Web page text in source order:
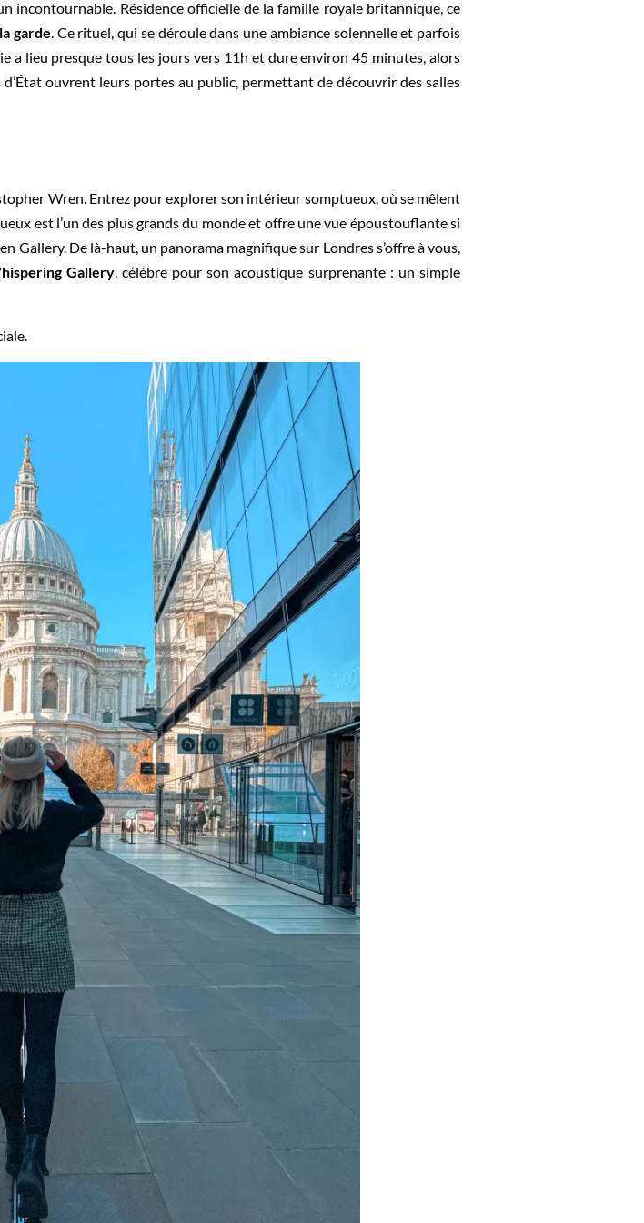
incontournable. Résidence officielle de la famille royale britannique, ce
garde. Ce rituel, qui se déroule dans une ambiance solennelle et parfois
a lieu presque tous les jours vers 11h et dure environ 45 minutes, alors
ouvrent leurs portes au public, permettant de découvrir des salles
Wren. Entrez pour explorer son intérieur somptueux, où se mêlent
est l’un des plus grands du monde et offre une vue époustouflante si
Gallery. De là-haut, un panorama magnifique sur Londres s’offre à vous,
Gallery, célèbre pour son acoustique surprenante : un simple